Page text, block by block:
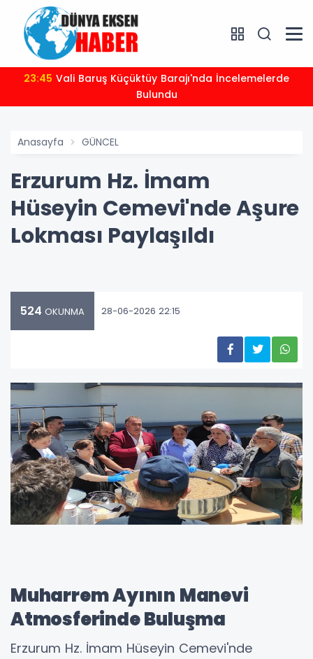
23:45
Bulundu
Anasayfa GÜNCEL
Erzurum Hz. İmam
Hüseyin Cemevi'nde Aşure
Lokması Paylaşıldı
524 OKUNMA 28-06-2026 22:15
Muharrem Ayının Manevi
Atmosferinde Buluşma
Erzurum Hz. İmam Hüseyin Cemevi'nde